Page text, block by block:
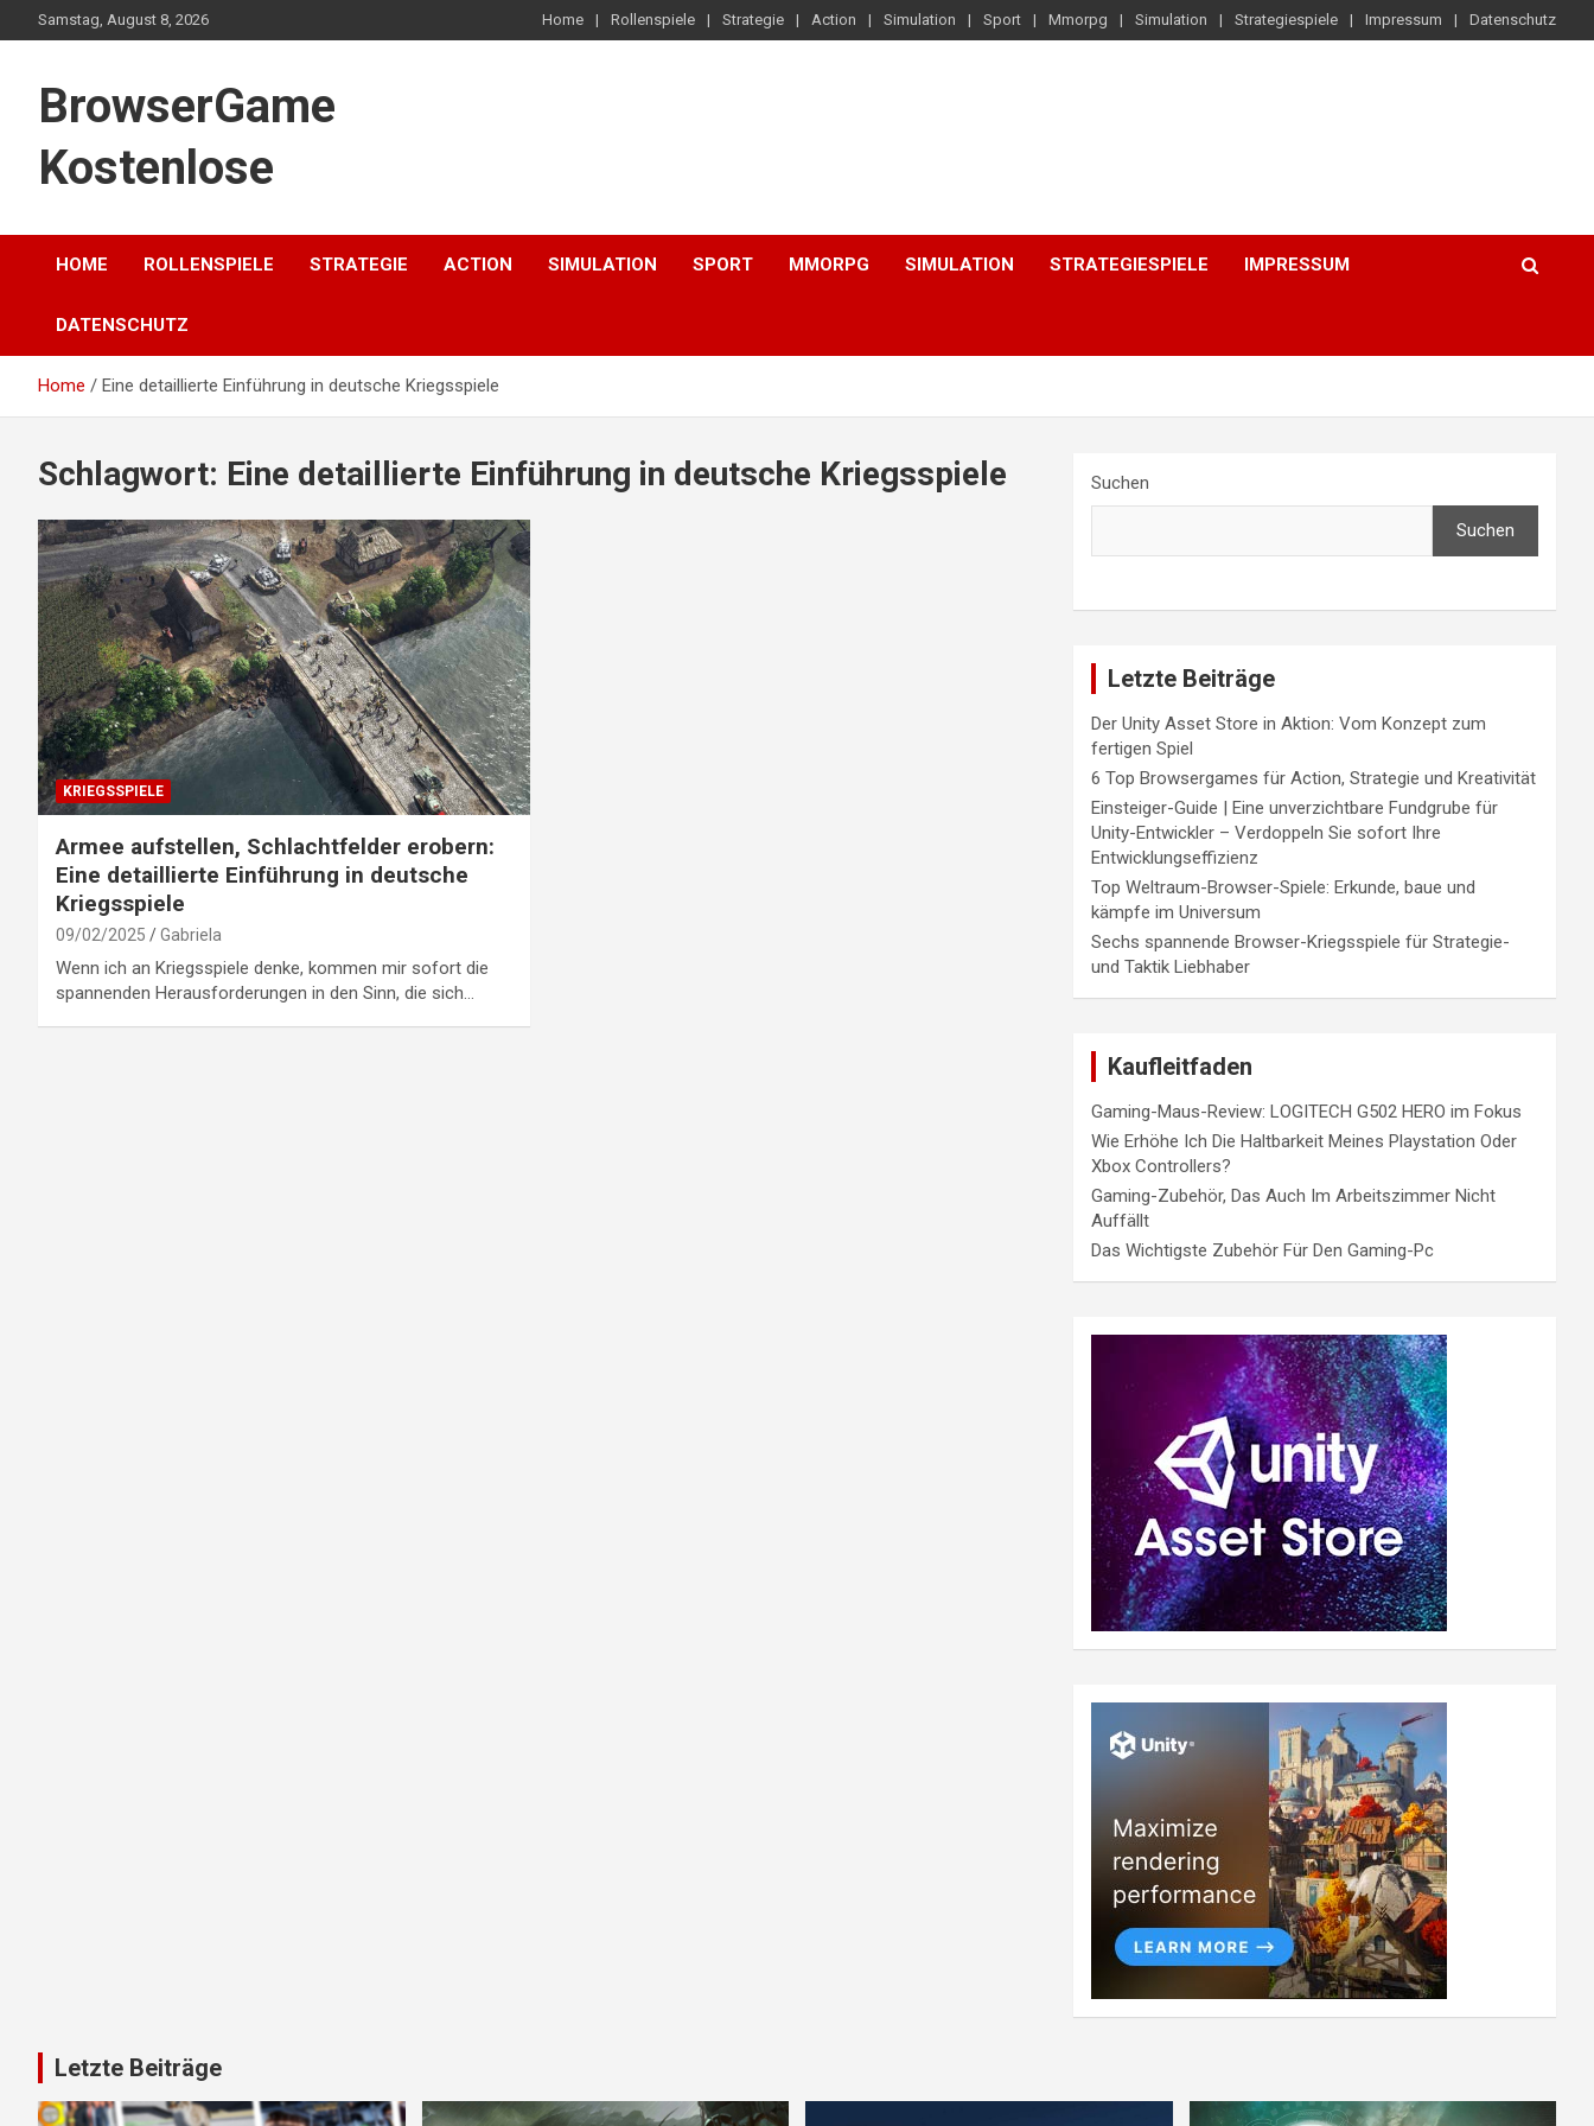
to
Samstag, August 8, 2026 Home Rollenspiele Strategie Action Simulation Sport Mmorpg Simulation Strategiespiele Impressum Datenschutz
BrowserGame
Kostenlose
HOME ROLLENSPIELE STRATEGIE ACTION SIMULATION SPORT MMORPG SIMULATION STRATEGIESPIELE IMPRESSUM
DATENSCHUTZ
Home Eine detaillierte Einführung in deutsche Kriegsspiele
Schlagwort: Eine detaillierte Einführung in deutsche Kriegsspiele
KRIEGSSPIELE
Armee aufstellen, Schlachtfelder erobern:
Eine detaillierte Einführung in deutsche
Kriegsspiele
09/02/2025 Gabriela
Wenn ich an Kriegsspiele denke, kommen mir sofort die
spannenden Herausforderungen in den Sinn, die sich…
Suchen
Suchen
Letzte Beiträge
Der Unity Asset Store in Aktion: Vom Konzept zum
fertigen Spiel
6 Top Browsergames für Action, Strategie und Kreativität
Einsteiger-Guide | Eine unverzichtbare Fundgrube für
Unity-Entwickler – Verdoppeln Sie sofort Ihre
Entwicklungseffizienz
Top Weltraum-Browser-Spiele: Erkunde, baue und
kämpfe im Universum
Sechs spannende Browser-Kriegsspiele für Strategie-
und Taktik Liebhaber
Kaufleitfaden
Gaming-Maus-Review: LOGITECH G502 HERO im Fokus
Wie Erhöhe Ich Die Haltbarkeit Meines Playstation Oder
Xbox Controllers?
Gaming-Zubehör, Das Auch Im Arbeitszimmer Nicht
Auffällt
Das Wichtigste Zubehör Für Den Gaming-Pc
Letzte Beiträge